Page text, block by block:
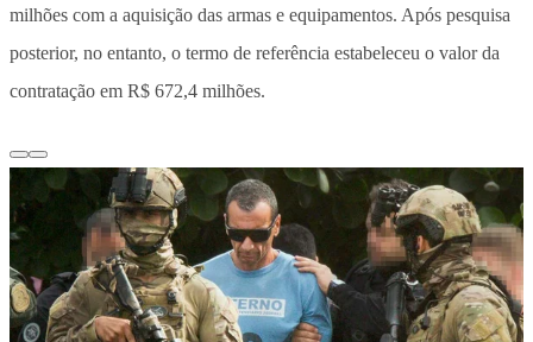
milhões com a aquisição das armas e equipamentos. Após pesquisa
posterior, no entanto, o termo de referência estabeleceu o valor da
contratação em R$ 672,4 milhões.